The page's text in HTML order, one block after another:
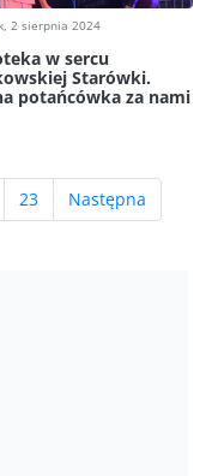
2 sierpnia 2024
w sercu
Starówki.
potańcówka za nami
23 Następna